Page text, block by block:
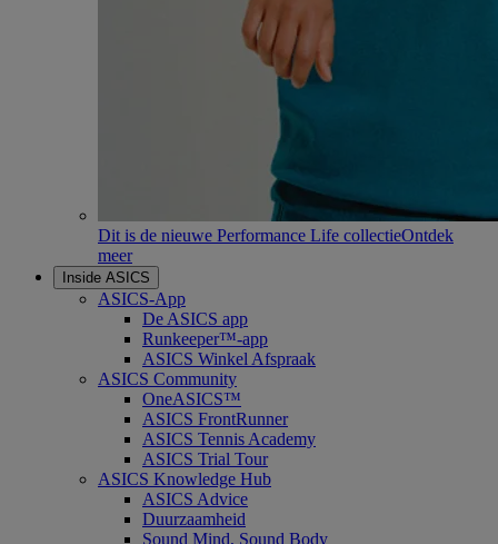
Dit is de nieuwe Performance Life collectieOntdek
meer
Inside ASICS
ASICS-App
De ASICS app
Runkeeper™-app
ASICS Winkel Afspraak
ASICS Community
OneASICS™
ASICS FrontRunner
ASICS Tennis Academy
ASICS Trial Tour
ASICS Knowledge Hub
ASICS Advice
Duurzaamheid
Sound Mind, Sound Body